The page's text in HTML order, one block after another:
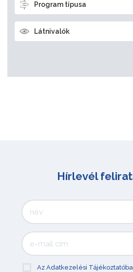
Program típusa
Látnivalók
Hírlevél
Az Adatkezelési